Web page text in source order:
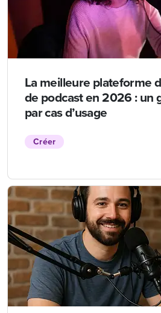
La meilleure plateforme
de podcast en 2026 : un
par cas d’usage
Créer